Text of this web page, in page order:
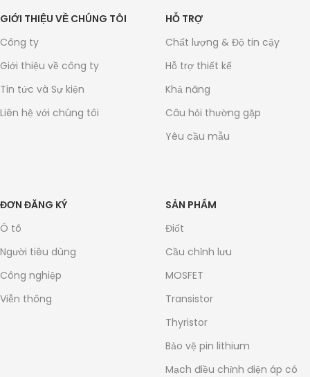
GIỚI THIỆU VỀ CHÚNG TÔI
Công ty
Giới thiệu về công ty
Tin tức và Sự kiện
Liên hệ với chúng tôi
HỖ TRỢ
Chất lượng & Độ tin cậy
Hỗ trợ thiết kế
Khả năng
Câu hỏi thường gặp
Yêu cầu mẫu
ĐƠN ĐĂNG KÝ
Ô tô
Người tiêu dùng
Công nghiệp
Viễn thông
SẢN PHẨM
Điốt
Cầu chỉnh lưu
MOSFET
Transistor
Thyristor
Bảo vệ pin lithium
Mạch điều chỉnh điện áp có